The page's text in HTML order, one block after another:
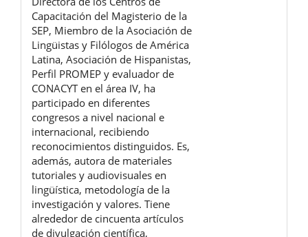
Capacitación del Magisterio de la
SEP, Miembro de la Asociación de
Lingüistas y Filólogos de América
Latina, Asociación de Hispanistas,
Perfil PROMEP y evaluador de
CONACYT en el área IV, ha
participado en diferentes
congresos a nivel nacional e
internacional, recibiendo
reconocimientos distinguidos. Es,
además, autora de materiales
tutoriales y audiovisuales en
lingüística, metodología de la
investigación y valores. Tiene
alrededor de cincuenta artículos
de divulgación científica,